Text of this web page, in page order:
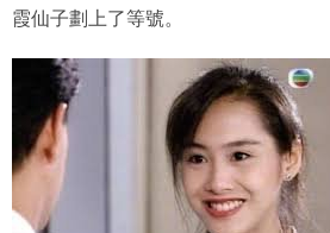
霞仙子劃上了等號。